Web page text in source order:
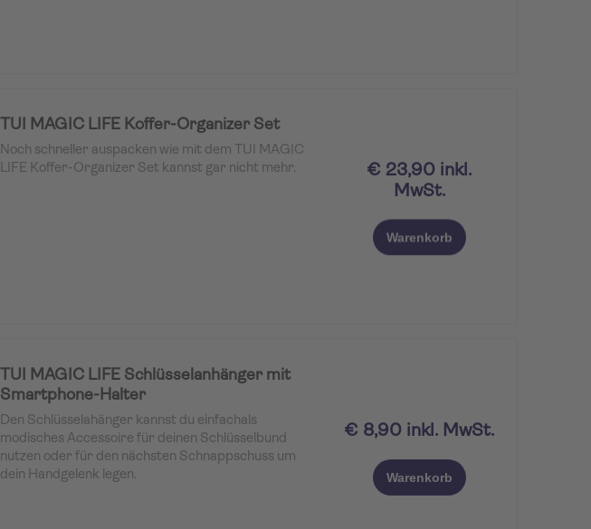
TUI MAGIC LIFE Koffer-Organizer Set
Noch schneller auspacken wie mit dem TUI MAGIC
LIFE Koffer-Organizer Set kannst gar nicht mehr.
€ 23,90 inkl.
MwSt.
Warenkorb
TUI MAGIC LIFE Schlüsselanhänger mit
Smartphone-Halter
Den Schlüsselahänger kannst du einfachals
modisches Accessoire für deinen Schlüsselbund
nutzen oder für den nächsten Schnappschuss um
dein Handgelenk legen.
€ 8,90 inkl. MwSt.
Warenkorb